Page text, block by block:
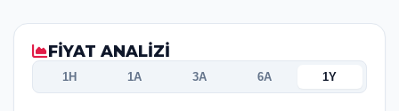
FİYAT ANALİZİ
1H 1A 3A 6A 1Y